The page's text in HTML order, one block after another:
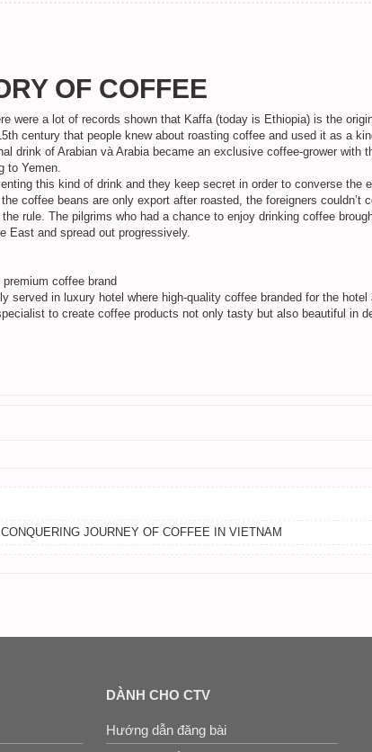
OF COFFEE
were a lot of records shown that Kaffa (today is Ethiopia) is the
century that people knew about roasting coffee and used it as a
drink of Arabian và Arabia became an exclusive coffee-grower
to Yemen.
this kind of drink and they keep secret in order to converse
coffee beans are only export after roasted, the foreigners
rule. The pilgrims who had a chance to enjoy drinking coffee
East and spread out progressively.
coffee brand
served in luxury hotel where high-quality coffee branded for the
to create coffee products not only tasty but also beautiful in
JOURNEY OF COFFEE IN VIETNAM
DÀNH CHO CTV
Hướng dẫn đăng bài